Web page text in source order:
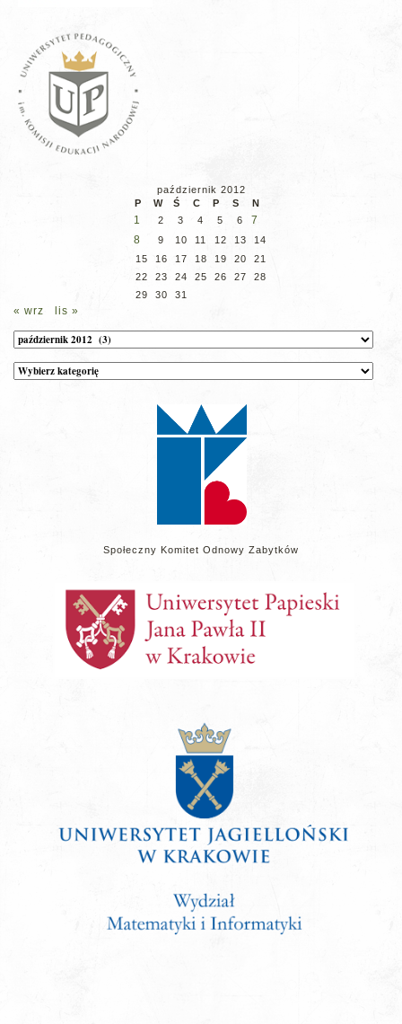
październik 2012
P
W Ś C P S N
1 2 3 4 5 6
7
8
9 10 11 12 13
14
15
16 17 18 19 20
21
22
23 24 25 26 27
28
29
30 31
« wrz lis »
Archiwum
Kategorie
wpisów
Społeczny Komitet Odnowy Zabytków